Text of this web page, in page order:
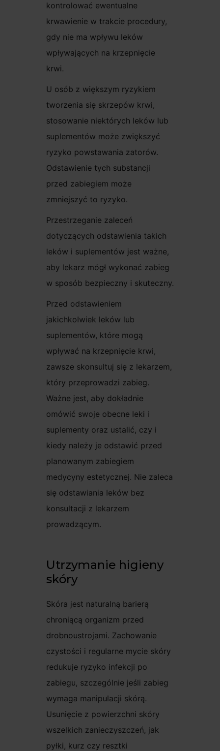
kontrolować ewentualne
krwawienie w trakcie procedury,
gdy nie ma wpływu leków
wpływających na krzepnięcie
krwi.
U osób z większym ryzykiem
tworzenia się skrzepów krwi,
stosowanie niektórych leków lub
suplementów może zwiększyć
ryzyko powstawania zatorów.
Odstawienie tych substancji
przed zabiegiem może
zmniejszyć to ryzyko.
Przestrzeganie zaleceń
dotyczących odstawienia takich
leków i suplementów jest ważne,
aby lekarz mógł wykonać zabieg
w sposób bezpieczny i skuteczny.
Przed odstawieniem
jakichkolwiek leków lub
suplementów, które mogą
wpływać na krzepnięcie krwi,
zawsze skonsultuj się z lekarzem,
który przeprowadzi zabieg.
Ważne jest, aby dokładnie
omówić swoje obecne leki i
suplementy oraz ustalić, czy i
kiedy należy je odstawić przed
planowanym zabiegiem
medycyny estetycznej. Nie zaleca
się odstawiania leków bez
konsultacji z lekarzem
prowadzącym.
Utrzymanie higieny
skóry
Skóra jest naturalną barierą
chroniącą organizm przed
drobnoustrojami. Zachowanie
czystości i regularne mycie skóry
redukuje ryzyko infekcji po
zabiegu, szczególnie jeśli zabieg
wymaga manipulacji skórą.
Usunięcie z powierzchni skóry
wszelkich zanieczyszczeń, jak
pyłki, kurz czy resztki